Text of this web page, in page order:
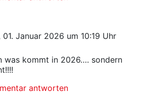
Januar 2026 um 10:19 Uhr
was kommt in 2026…. sondern
antworten